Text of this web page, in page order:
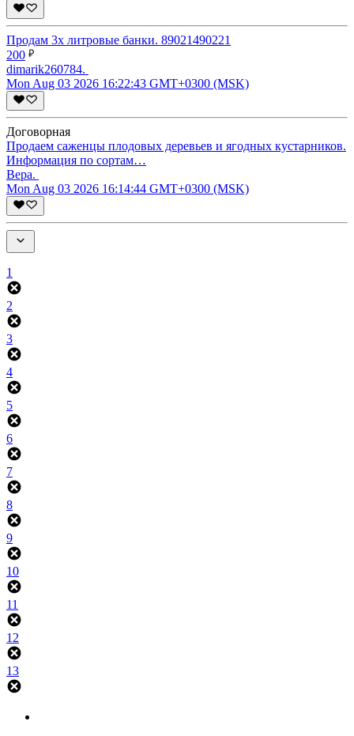
Продам 3х литровые банки. 89021490221
200
dimarik260784.
Mon Aug 03 2026 16:22:43 GMT+0300 (MSK)
Договорная
Продаем саженцы плодовых деревьев и ягодных кустарников.
Информация по сортам…
Вера.
Mon Aug 03 2026 16:14:44 GMT+0300 (MSK)
1
2
3
4
5
6
7
8
9
10
11
12
13